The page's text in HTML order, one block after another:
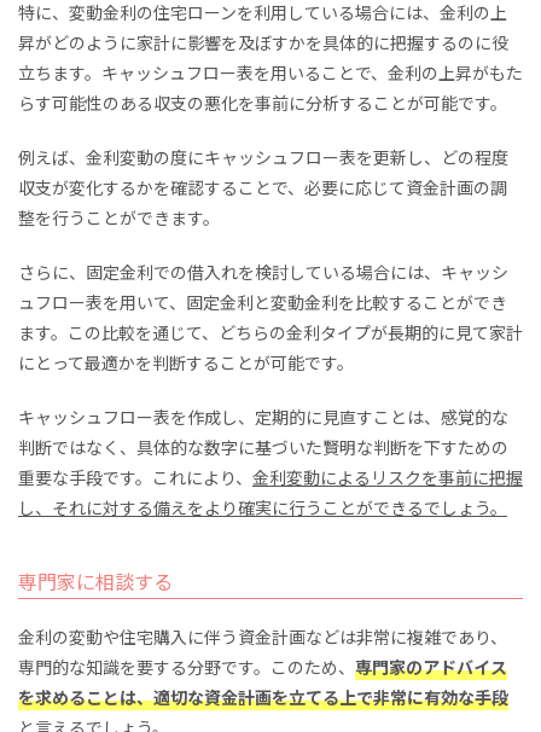
特に、変動金利の住宅ローンを利用している場合には、金利の上
昇がどのように家計に影響を及ぼすかを具体的に把握するのに役
立ちます。キャッシュフロー表を用いることで、金利の上昇がもた
らす可能性のある収支の悪化を事前に分析することが可能です。
例えば、金利変動の度にキャッシュフロー表を更新し、どの程度
収支が変化するかを確認することで、必要に応じて資金計画の調
整を行うことができます。
さらに、固定金利での借入れを検討している場合には、キャッシ
ュフロー表を用いて、固定金利と変動金利を比較することができ
ます。この比較を通じて、どちらの金利タイプが長期的に見て家計
にとって最適かを判断することが可能です。
キャッシュフロー表を作成し、定期的に見直すことは、感覚的な
判断ではなく、具体的な数字に基づいた賢明な判断を下すための
重要な手段です。これにより、 金利変動によるリスクを事前に把握
し、それに対する備えをより確実に行うことができるでしょう。
専門家に相談する
金利の変動や住宅購入に伴う資金計画などは非常に複雑であり、
専門的な知識を要する分野です。このため、 専門家のアドバイス
を求めることは、適切な資金計画を立てる上で非常に有効な手段